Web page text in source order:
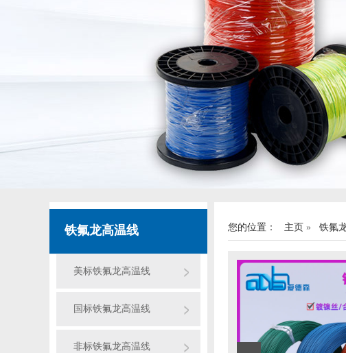
铁氟龙高温线
美标铁氟龙高温线
国标铁氟龙高温线
非标铁氟龙高温线
您的位置： 主页 » 铁氟